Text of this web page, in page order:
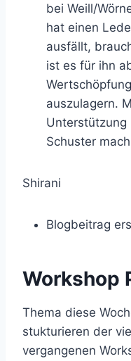
bei Weill/
hat einen
ausfällt,
ist es für ihn
auszulagern.
Unterstützung
Schuster
Shirani
Blogbeitrag
Workshop
Thema diese
stukturieren der
vergangenen